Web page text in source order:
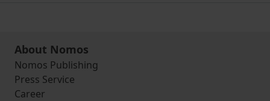
About Nomos
Nomos Publishing
Press Service
Career